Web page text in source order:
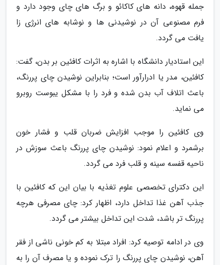
جمله قهوه، دانه های کاکائو و برگ های چای وجود دارد و
فرم مصنوعی آن در نوشیدنی ها و نوشابه های انرژی زا
یافت می گردد.
این استادیار دانشگاه با اشاره به اثرات کافئین بر بدن، گفت:
کافئین، مدر یا ادرارآور است؛ بنابراین نوشیدن چای پررنگ،
باعث اتلاف آب بدن شده و فرد را با مشکل یبوست روبرو
می نماید.
وی کافئین را موجب افزایش ضربان قلب و فشار خون
برشمرد و اعلام نمود: نوشیدن چای پررنگ باعث سوزش در
ناحیه قفسه سینه و قلب فرد می گردد.
این دکترای تخصصی علوم تغذیه با بیان این که کافئین با
جذب آهن غذا تداخل دارد، اظهار کرد: چای مصرفی هرچه
پررنگ تر باشد، شدت این تداخل بیشتر می گردد.
وی در ادامه توصیه کرد: افراد مبتلا به کم خونی ناشی از فقر
آهن، نوشیدن چای پررنگ را ترک نموده و یا مصرف آن را به